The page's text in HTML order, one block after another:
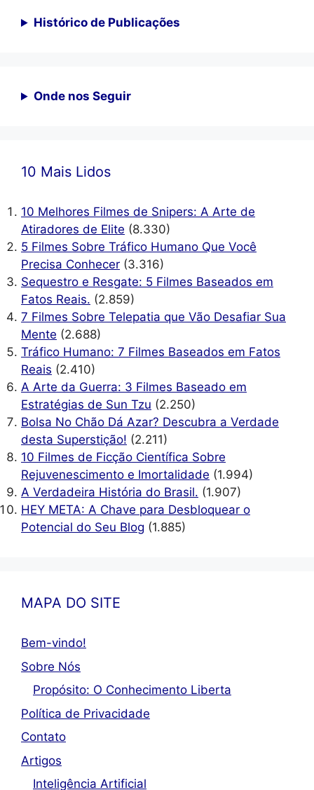
Histórico de Publicações
Onde nos Seguir
10 Mais Lidos
10 Melhores Filmes de Snipers: A Arte de
Atiradores de Elite (8.330)
5 Filmes Sobre Tráfico Humano Que Você
Precisa Conhecer (3.316)
Sequestro e Resgate: 5 Filmes Baseados em
Fatos Reais. (2.859)
7 Filmes Sobre Telepatia que Vão Desafiar Sua
Mente (2.688)
Tráfico Humano: 7 Filmes Baseados em Fatos
Reais (2.410)
A Arte da Guerra: 3 Filmes Baseado em
Estratégias de Sun Tzu (2.250)
Bolsa No Chão Dá Azar? Descubra a Verdade
desta Superstição! (2.211)
10 Filmes de Ficção Científica Sobre
Rejuvenescimento e Imortalidade (1.994)
A Verdadeira História do Brasil. (1.907)
HEY META: A Chave para Desbloquear o
Potencial do Seu Blog (1.885)
MAPA DO SITE
Bem-vindo!
Sobre Nós
Propósito: O Conhecimento Liberta
Política de Privacidade
Contato
Artigos
Inteligência Artificial